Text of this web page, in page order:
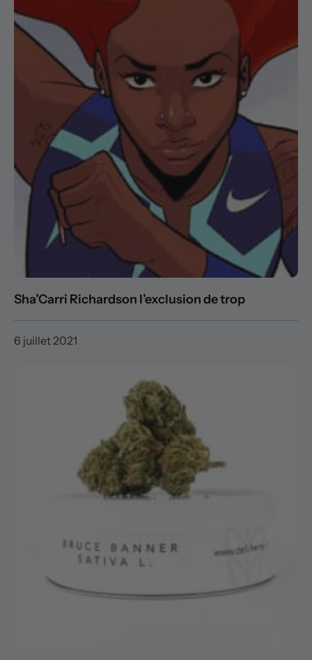
Sha’Carri Richardson l’exclusion de trop
6 juillet 2021